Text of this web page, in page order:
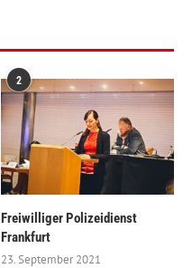
2
Freiwilliger Polizeidienst
Frankfurt
23. September 2021